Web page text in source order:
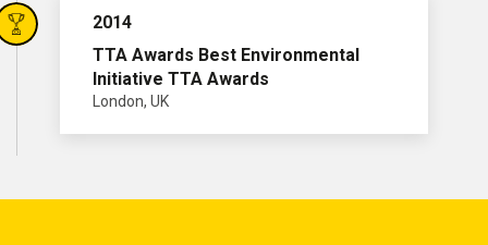
2014
TTA Awards Best Environmental
Initiative TTA Awards
London, UK